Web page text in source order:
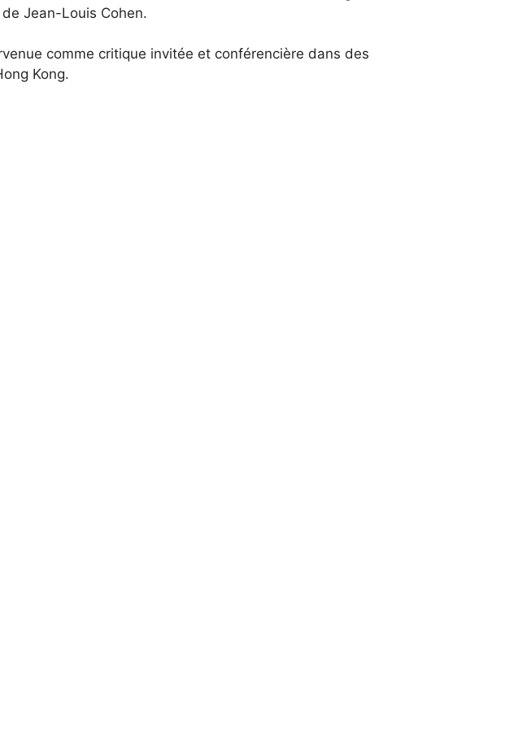
Jean-Louis Cohen.
comme critique invitée et conférencière dans des
Kong.